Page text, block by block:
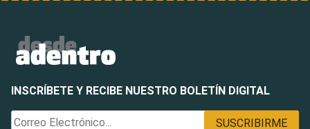
INSCRÍBETE Y RECIBE NUESTRO BOLETÍN DIGITAL